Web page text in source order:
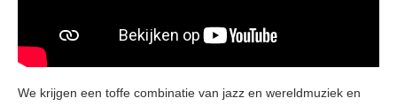
We krijgen een toffe combinatie van jazz en wereldmuziek en